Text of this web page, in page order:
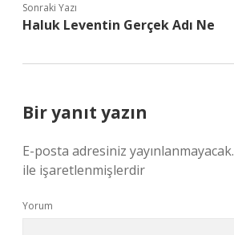
Sonraki Yazı
Haluk Leventin Gerçek Adı Ne
Bir yanıt yazın
E-posta adresiniz yayınlanmayacak.
ile işaretlenmişlerdir
Yorum